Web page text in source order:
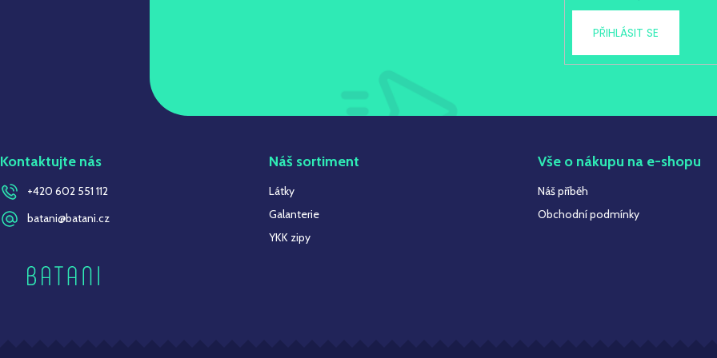
PŘIHLÁSIT SE
Kontaktujte nás
+420 602 551 112
batani@batani.cz
Náš sortiment
Látky
Galanterie
YKK zipy
Vše o nákupu na e-shopu
Náš příběh
Obchodní podmínky